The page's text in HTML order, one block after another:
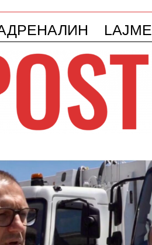
LAJME